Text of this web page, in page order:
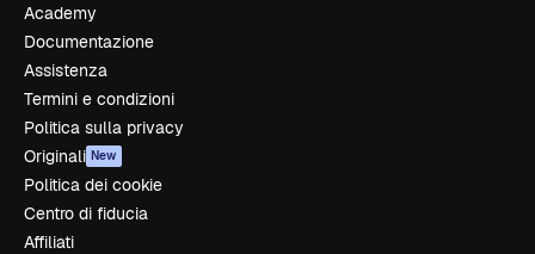
Academy
Documentazione
Assistenza
Termini e condizioni
Politica sulla privacy
Originali New
Politica dei cookie
Centro di fiducia
Affiliati